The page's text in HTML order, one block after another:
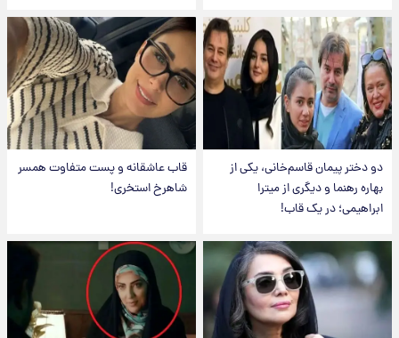
دو دختر پیمان قاسم‌خانی، یکی از
بهاره رهنما و دیگری از میترا
ابراهیمی؛ در یک قاب!
قاب عاشقانه و پست متفاوت همسر
شاهرخ استخری!